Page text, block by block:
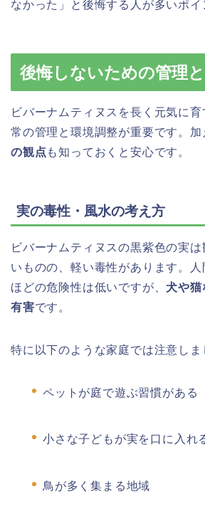
なかった」と後悔する人が多いポイ
後悔しないための管理
ビバーナムティヌスを長く元気に育
常の管理と環境調整が重要です。加
の観点 も知っておくと安心です。
実の毒性・風水の考え方
ビバーナムティヌスの黒紫色の実
いものの、軽い毒性があります。人
ほどの危険性は低いですが、 犬や猫
有害です。
特に以下のような家庭では注意しま
ペットが庭で遊ぶ習慣がある
小さな子どもが実を口に入れ
鳥が多く集まる地域